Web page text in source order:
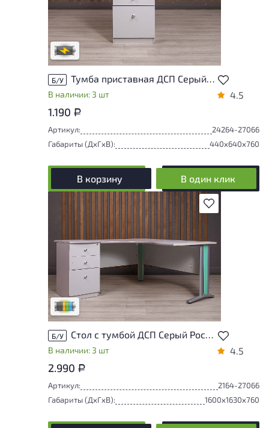
Степень износа находится на стадии
проверки. Вы можете уточнить
дополнительную информацию у
сотрудников магазина
В обработке
Б/У Тумба приставная ДСП Серый Россия
В наличии: 3 шт 4.5
1.190 Р
Артикул:
24264-27066
Габариты (ДxГxВ):
440x640x760
В корзину В один клик
В избранное
Товар представлен с разной степенью
износа. От состояния, приближенного к
новому, до незначительных повреждений,
не влияющих на удобство его
использования. Подробнее об износе в
разделе характеристики.
Разная степень износа
Б/У Стол с тумбой ДСП Серый Россия
В наличии: 3 шт 4.5
2.990 Р
Артикул:
2164-27066
Габариты (ДxГxВ):
1600x1630x760